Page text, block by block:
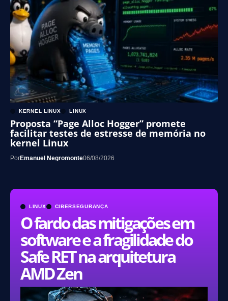
LINUX CIBERSEGURANÇA
O fardo das mitigações em
software e a fragilidade do
Safe RET na arquitetura
AMD Zen
KERNEL LINUX LINUX
Proposta “Page Alloc Hogger” promete
facilitar testes de estresse de memória no
kernel Linux
PorEmanuel Negromonte06/08/2026